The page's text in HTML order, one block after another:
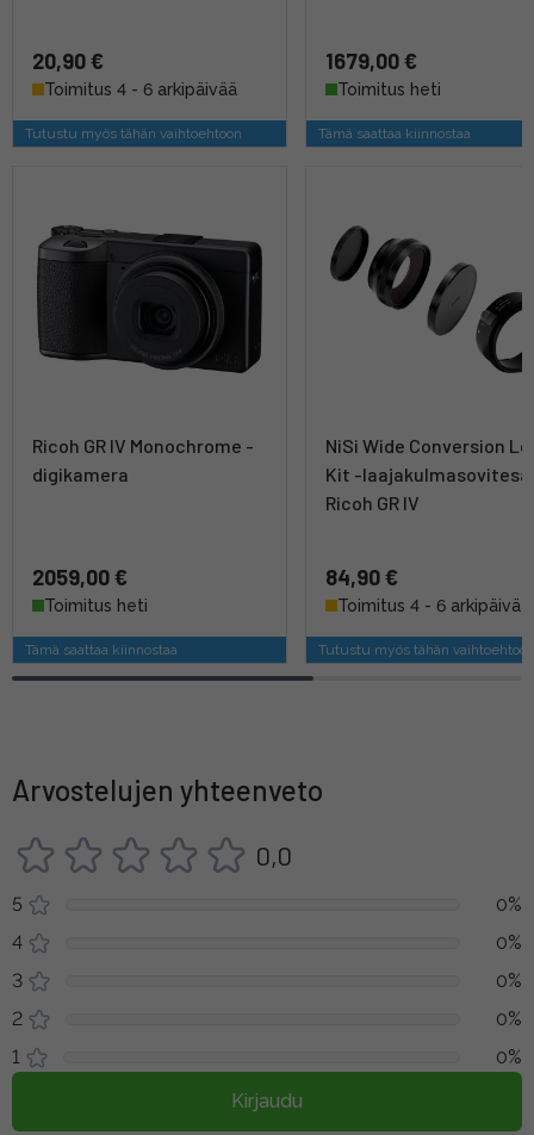
20,90 €
Toimitus 4 - 6 arkipäivää
Tutustu myös tähän vaihtoehtoon
1679,00 €
Toimitus heti
Tämä saattaa kiinnostaa
Ricoh GR IV Monochrome -
digikamera
2059,00 €
Toimitus heti
Tämä saattaa kiinnostaa
NiSi Wide Conversion
Kit -
Ricoh GR IV
84,90 €
Toimitus 4 - 6 arkipäivää
Tutustu myös tähän
Arvostelujen yhteenveto
0,0
5
0%
4
0%
3
0%
2
0%
1
0%
Kirjaudu